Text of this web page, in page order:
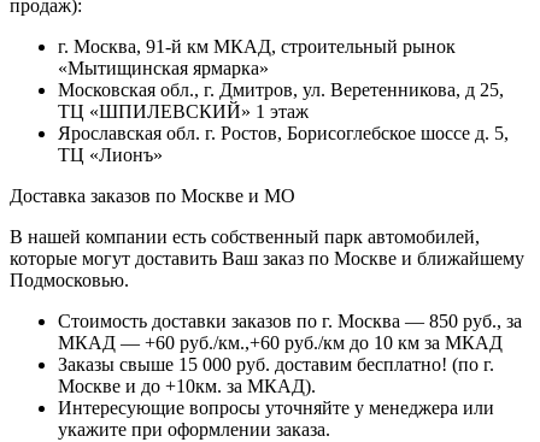
продаж):
г. Москва, 91-й км МКАД, строительный рынок
«Мытищинская ярмарка»
Московская обл., г. Дмитров, ул. Веретенникова, д 25,
ТЦ «ШПИЛЕВСКИЙ» 1 этаж
Ярославская обл. г. Ростов, Борисоглебское шоссе д. 5,
ТЦ «Лионъ»
Доставка заказов по Москве и МО
В нашей компании есть собственный парк автомобилей,
которые могут доставить Ваш заказ по Москве и ближайшему
Подмосковью.
Стоимость доставки заказов по г. Москва — 850 руб., за
МКАД — +60 руб./км.,+60 руб./км до 10 км за МКАД
Заказы свыше 15 000 руб. доставим бесплатно! (по г.
Москве и до +10км. за МКАД).
Интересующие вопросы уточняйте у менеджера или
укажите при оформлении заказа.